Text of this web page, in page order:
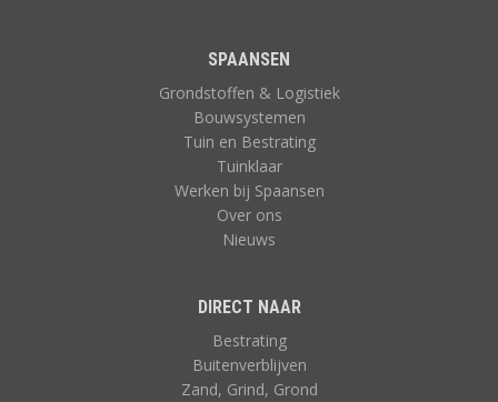
SPAANSEN
Grondstoffen & Logistiek
Bouwsystemen
Tuin en Bestrating
Tuinklaar
Werken bij Spaansen
Over ons
Nieuws
DIRECT NAAR
Bestrating
Buitenverblijven
Zand, Grind, Grond